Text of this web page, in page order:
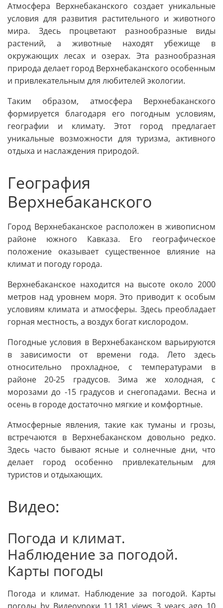
Атмосфера Верхнебаканского создает уникальные
условия для развития растительного и животного
мира. Здесь процветают разнообразные виды
растений, а животные находят убежище в
окружающих лесах и озерах. Эта разнообразная
природа делает город Верхнебаканского особенным
и привлекательным для любителей экологии.
Таким образом, атмосфера Верхнебаканского
формируется благодаря его погодным условиям,
географии и климату. Этот город предлагает
уникальные возможности для туризма, активного
отдыха и наслаждения природой.
География
Верхнебаканского
Город Верхнебаканское расположен в живописном
районе южного Кавказа. Его географическое
положение оказывает существенное влияние на
климат и погоду города.
Верхнебаканское находится на высоте около 2000
метров над уровнем моря. Это приводит к особым
условиям климата и атмосферы. Здесь преобладает
горная местность, а воздух богат кислородом.
Погодные условия в Верхнебаканском варьируются
в зависимости от времени года. Лето здесь
относительно прохладное, с температурами в
районе 20-25 градусов. Зима же холодная, с
морозами до -15 градусов и снегопадами. Весна и
осень в городе достаточно мягкие и комфортные.
Атмосферные явления, такие как туманы и грозы,
встречаются в Верхнебаканском довольно редко.
Здесь часто бывают ясные и солнечные дни, что
делает город особенно привлекательным для
туристов и отдыхающих.
Видео:
Погода и климат.
Наблюдение за погодой.
Карты погоды
Погода и климат. Наблюдение за погодой. Карты